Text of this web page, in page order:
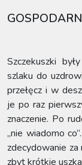
Szczekuszki
szlaku do
przełęcz i w
je po raz
znaczenie. Po
„nie wiadomo
zdecydowanie za
zbyt krótkie